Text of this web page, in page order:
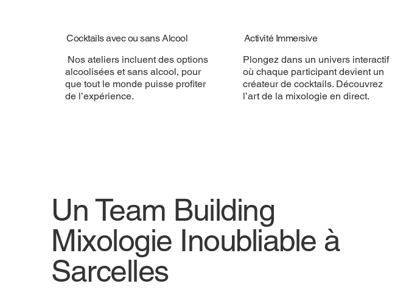
Cocktails avec ou sans Alcool
Nos ateliers incluent des options
alcoolisées et sans alcool, pour
que tout le monde puisse profiter
de l’expérience.
Activité Immersive
Plongez dans un univers interactif
où chaque participant devient un
créateur de cocktails. Découvrez
l’art de la mixologie en direct.
Un Team Building
Mixologie Inoubliable à
Sarcelles